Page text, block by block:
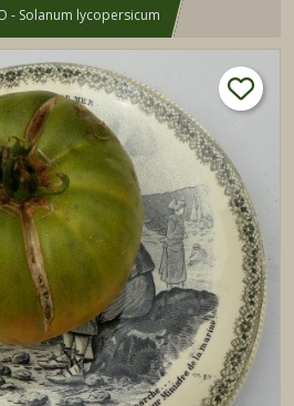
- Solanum lycopersicum